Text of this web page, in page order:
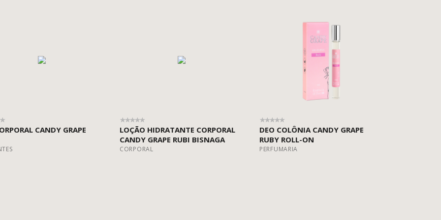
CANDY GRAPE
LOÇÃO HIDRATANTE CORPORAL
CANDY GRAPE RUBI BISNAGA
CORPORAL
DEO COLÔNIA CANDY GRAPE
RUBY ROLL-ON
PERFUMARIA